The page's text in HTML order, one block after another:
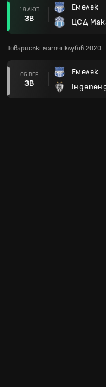
19 ЛЮТ
ЗВ
Емелек
ЦСД
Товариські матчі клубів 2020
06 ВЕР
ЗВ
Емелек